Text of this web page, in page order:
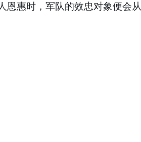
惠时，军队的效忠对象便会从